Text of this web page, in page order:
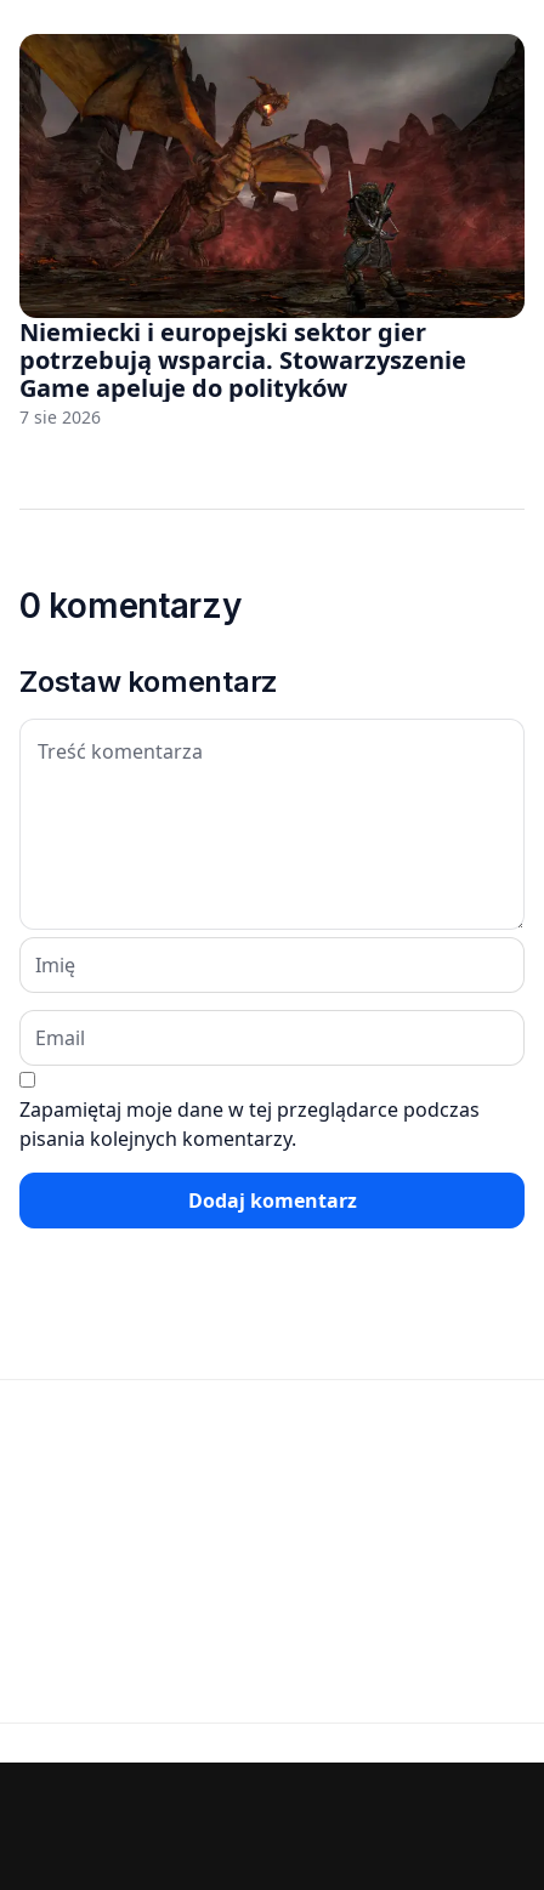
Niemiecki i europejski sektor gier
potrzebują wsparcia. Stowarzyszenie
Game apeluje do polityków
7 sie 2026
0 komentarzy
Zostaw komentarz
Zapamiętaj moje dane w tej przeglądarce podczas
pisania kolejnych komentarzy.
Dodaj komentarz